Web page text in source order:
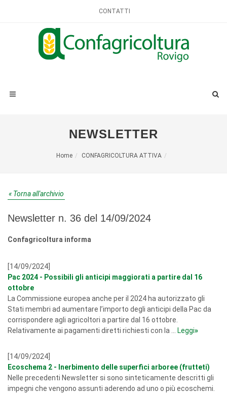
CONTATTI
NEWSLETTER
Home CONFAGRICOLTURA ATTIVA
« Torna all'archivio
Newsletter n. 36 del 14/09/2024
Confagricoltura informa
[14/09/2024]
Pac 2024 - Possibili gli anticipi maggiorati a partire dal 16
ottobre
La Commissione europea anche per il 2024 ha autorizzato gli
Stati membri ad aumentare l’importo degli anticipi della Pac da
corrispondere agli agricoltori a partire dal 16 ottobre.
Relativamente ai pagamenti diretti richiesti con la ...
Leggi»
[14/09/2024]
Ecoschema 2 - Inerbimento delle superfici arboree (frutteti)
Nelle precedenti Newsletter si sono sinteticamente descritti gli
impegni che vengono assunti aderendo ad uno o più ecoschemi.